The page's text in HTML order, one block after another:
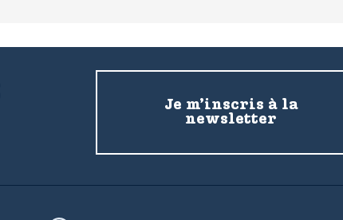
Je m’inscris à la
newsletter